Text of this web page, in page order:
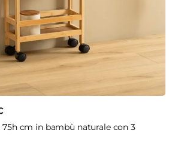
75h cm in bambù naturale con 3